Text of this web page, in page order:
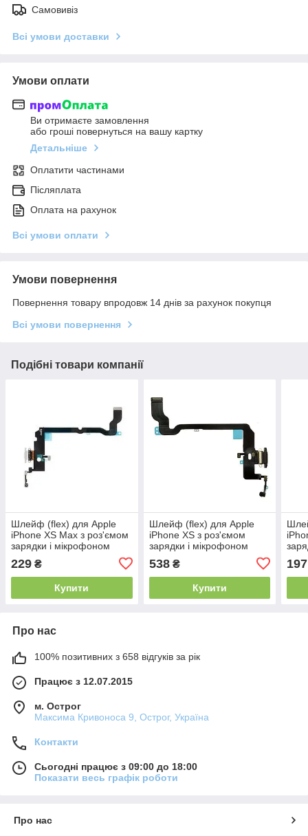
Самовивіз
Всі умови доставки
Умови оплати
Ви отримаєте замовлення
або гроші повернуться на вашу картку
Детальніше
Оплатити частинами
Післяплата
Оплата на рахунок
Всі умови оплати
Умови повернення
Повернення товару впродовж 14 днів за рахунок покупця
Всі умови повернення
Подібні товари компанії
Шлейф (flex) для Apple
iPhone XS Max з роз'ємом
зарядки і мікрофоном
229 ₴
Купити
Шлейф (flex) для Apple
iPhone XS з роз'ємом
зарядки і мікрофоном
538₴
Купити
197
Про нас
100% позитивних з 658 відгуків за рік
Працює з 12.07.2015
м. Острог
Максима Кривоноса 9, Острог, Україна
Контакти
Сьогодні працює з 09:00 до 18:00
Показати весь графік роботи
Про нас